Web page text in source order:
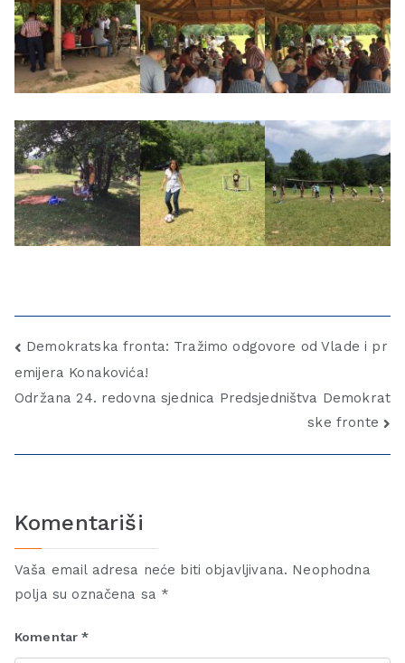
Demokratska fronta: Tražimo odgovore od Vlade i pr
emijera Konakovića!
Održana 24. redovna sjednica Predsjedništva Demokrat
ske fronte
Komentariši
Vaša email adresa neće biti objavljivana. Neophodna
polja su označena sa *
Komentar*